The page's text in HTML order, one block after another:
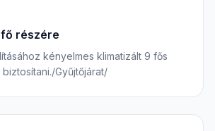
fő részére
kényelmes klimatizált 9 fős
Gyűjtőjárat/